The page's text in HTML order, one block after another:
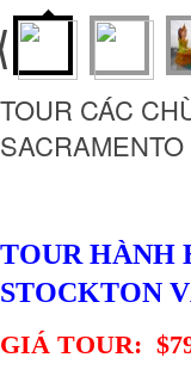
TOUR CÁC
TOUR HÀNH
STOCKTON
GIÁ TOUR: